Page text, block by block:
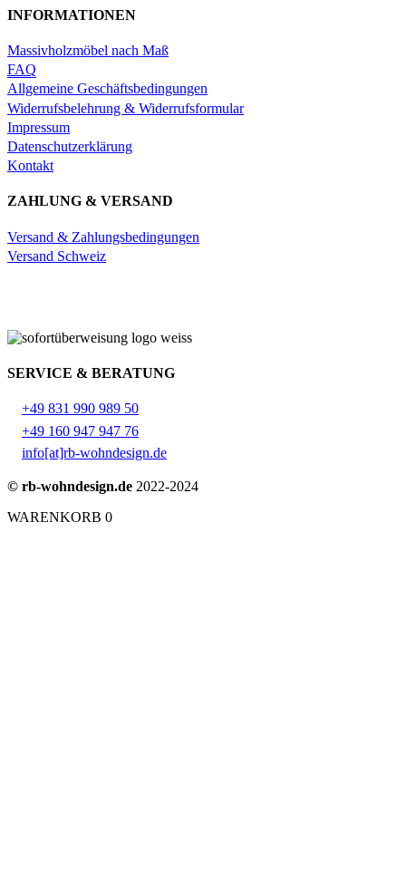
INFORMATIONEN
Massivholzmöbel nach Maß
FAQ
Allgemeine Geschäftsbedingungen
Widerrufsbelehrung & Widerrufsformular
Impressum
Datenschutzerklärung
Kontakt
ZAHLUNG & VERSAND
Versand & Zahlungsbedingungen
Versand Schweiz
SERVICE & BERATUNG
+49 831 990 989 50
+49 160 947 947 76
info[at]rb-wohndesign.de
© rb-wohndesign.de 2022-2024
WARENKORB 0